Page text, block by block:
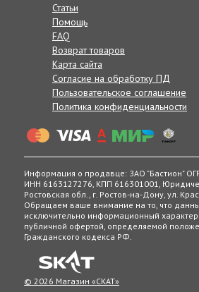
Статьи
Помощь
FAQ
Возврат товаров
Карта сайта
Согласие на обработку ПД
Пользовательское соглашение
Политика конфиденциальности
© 2026 Магазин «СКАТ»
Информация о продавце: ЗАО "Бастион"
ИНН 6163127276, КПП 616301001,
Ростовская обл., г. Ростов-на-Дону, ул.
Обращаем ваше внимание на то, что
исключительно информационный характер
публичной офертой, определяемой
Гражданского кодекса РФ.